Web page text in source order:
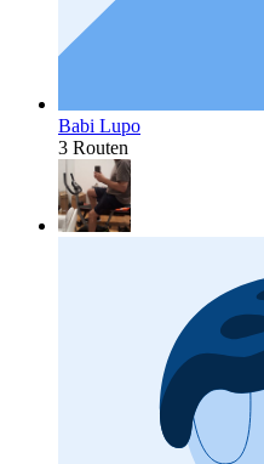
Babi Lupo
3 Routen